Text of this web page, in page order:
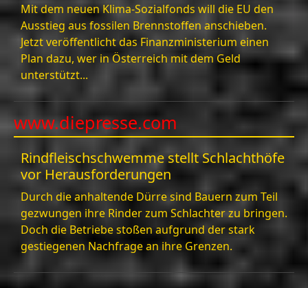
Mit dem neuen Klima-Sozialfonds will die EU den
Ausstieg aus fossilen Brennstoffen anschieben.
Jetzt veröffentlicht das Finanzministerium einen
Plan dazu, wer in Österreich mit dem Geld
unterstützt...
www.diepresse.com
Rindfleischschwemme stellt Schlachthöfe
vor Herausforderungen
Durch die anhaltende Dürre sind Bauern zum Teil
gezwungen ihre Rinder zum Schlachter zu bringen.
Doch die Betriebe stoßen aufgrund der stark
gestiegenen Nachfrage an ihre Grenzen.